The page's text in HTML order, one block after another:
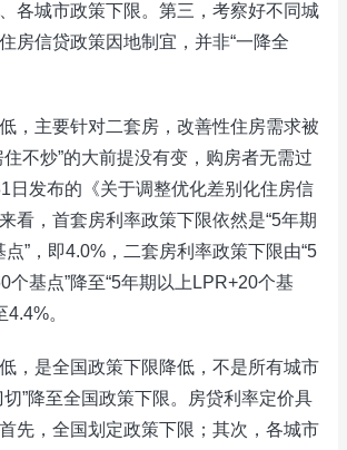
各城市政策下限。第三，考察好不同城
房信贷政策因地制宜，并非“一降全
，主要针对二套房，改善性住房需求被
不炒”的大前提没有变，购房者无需过
日发布的《关于调整优化差别化住房信
看，首套房利率政策下限依然是“5年期
”，即4.0%，二套房利率政策下限由“5
个基点”降至“5年期以上LPR+20个基
。
，是全国政策下限降低，不是所有城市
切”降至全国政策下限。房贷利率定价具
先，全国划定政策下限；其次，各城市